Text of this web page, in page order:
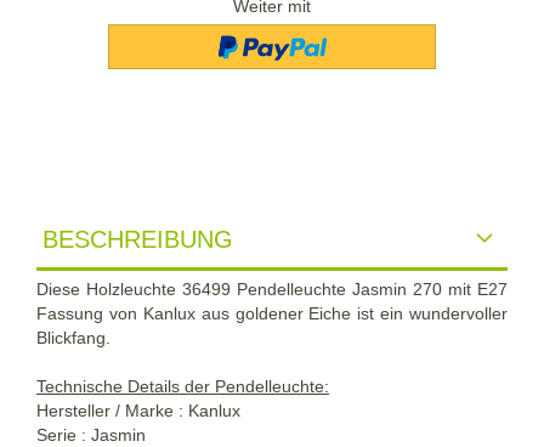
Weiter mit
BESCHREIBUNG
Diese Holzleuchte 36499 Pendelleuchte Jasmin 270 mit E27
Fassung von Kanlux aus goldener Eiche ist ein wundervoller
Blickfang.
Technische Details der Pendelleuchte:
Hersteller / Marke : Kanlux
Serie : Jasmin